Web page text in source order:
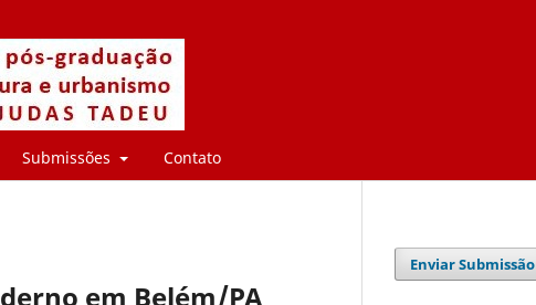
Submissões Contato
em Belém/PA
Enviar Submissão